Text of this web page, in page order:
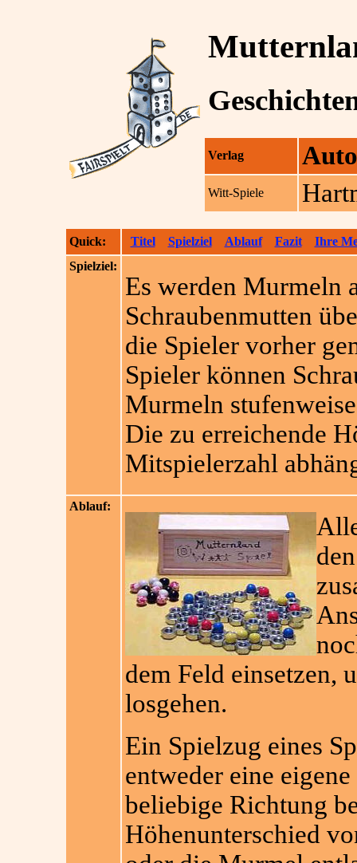
Verlag
Witt-Spiele
Quick: Titel Spielziel Ablauf Fazit
Ihre
Spielziel:
Es werden Murmeln
Schraubenmutten
die Spieler vorher
Spieler können
Murmeln
Die zu erreichende
Mitspielerzahl
Ablauf:
dem Feld einsetzen,
losgehen.
Ein Spielzug eines
entweder eine
beliebige Richtung
Höhenunterschied